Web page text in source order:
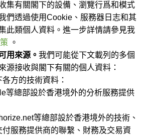
集有關閣下的設備、瀏覽行爲和模式
們透過使用Cookie、服務器日志和其
此類個人資料。進一步詳情請參見我
。
用來源。 我們可能從下文載列的多個
源接收與閣下有關的個人資料：
方的技術資料：
等總部設於香港境外的分析服務提供
等總部設於香港境外的技術、
付服務提供商的聯繫、財務及交易資